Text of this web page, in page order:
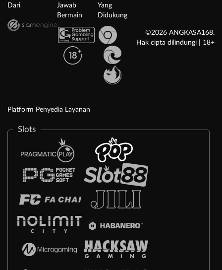
Dari
Jawab
Bermain
Yang
Didukung
©2026 ANGKASA168.
Hak cipta dilindungi | 18+
Platform Penyedia Layanan
Slots